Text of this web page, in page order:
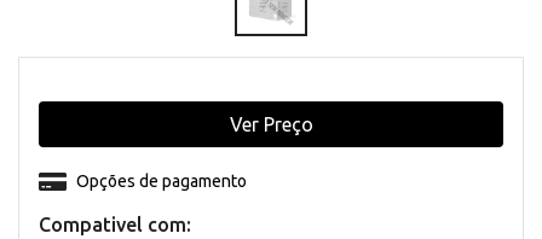
Compativel com:
Opções de pagamento
Ver Preço